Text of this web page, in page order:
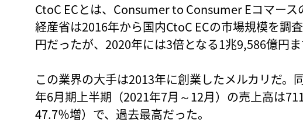
CtoC ECとは、Consumer to Consumer Eコマース
経産省は2016年から国内CtoC ECの市場規模を調
円だったが、2020年には3倍となる1兆9,586億円ま
この業界の大手は2013年に創業したメルカリだ。
年6月期上半期（2021年7月～12月）の売上高は
47.7％増）で、過去最高だった。